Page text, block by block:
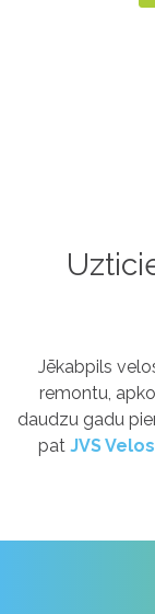
Jēkabpils
remontu,
daudzu gadu
pat JVS